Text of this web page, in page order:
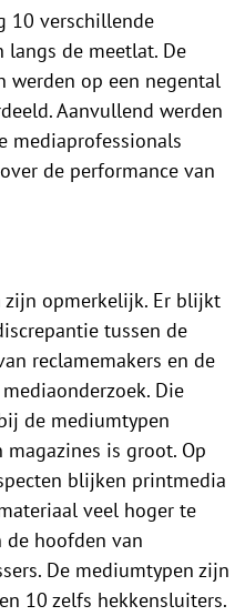
10 verschillende
langs de meetlat. De
werden op een negental
Aanvullend werden
mediaprofessionals
de performance van
zijn opmerkelijk. Er blijkt
tussen de
reclamemakers en de
Die
de mediumtypen
magazines is groot. Op
blijken printmedia
veel hoger te
de hoofden van
De mediumtypen zijn
10 zelfs hekkensluiters.